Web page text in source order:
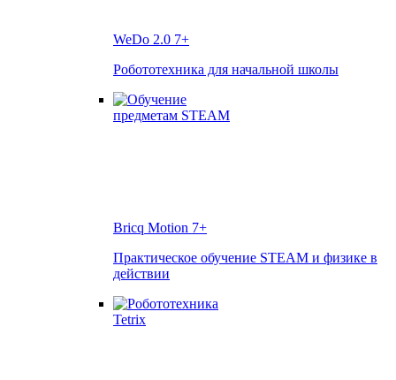
WeDo 2.0 7+
Робототехника для начальной школы
Bricq Motion 7+
Практическое обучение STEAM и физике в
действии